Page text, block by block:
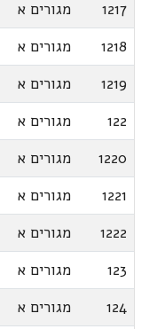
1217
מגורים א
1218
מגורים א
1219
מגורים א
122
מגורים א
1220
מגורים א
1221
מגורים א
1222
מגורים א
123
מגורים א
124
מגורים א